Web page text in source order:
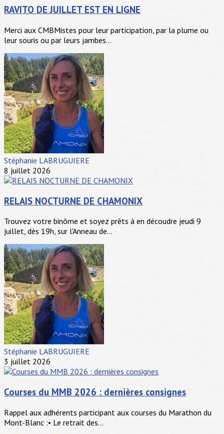
RAVITO DE JUILLET EST EN LIGNE
Merci aux CMBMistes pour leur participation, par la plume ou
leur souris ou par leurs jambes...
Stéphanie LABRUGUIERE
8 juillet 2026
RELAIS NOCTURNE DE CHAMONIX
Trouvez votre binôme et soyez prêts à en découdre jeudi 9
juillet, dès 19h, sur l'Anneau de...
Stéphanie LABRUGUIERE
3 juillet 2026
Courses du MMB 2026 : dernières consignes
Rappel aux adhérents participant aux courses du Marathon du
Mont-Blanc :• Le retrait des...